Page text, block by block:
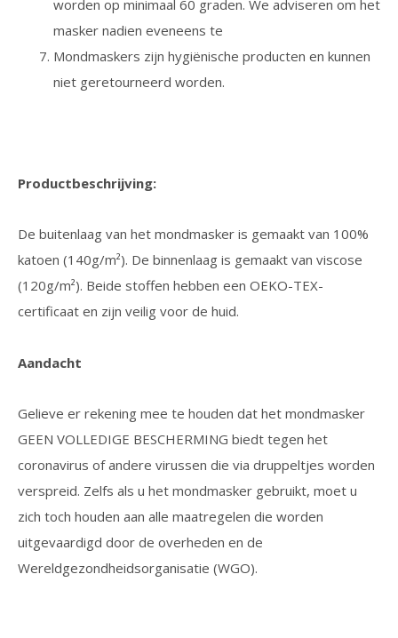
worden op minimaal 60 graden. We adviseren om het
masker nadien eveneens te
Mondmaskers zijn hygiënische producten en kunnen
niet geretourneerd worden.
Productbeschrijving:
De buitenlaag van het mondmasker is gemaakt van 100%
katoen (140g/m²). De binnenlaag is gemaakt van viscose
(120g/m²). Beide stoffen hebben een OEKO-TEX-
certificaat en zijn veilig voor de huid.
Aandacht
Gelieve er rekening mee te houden dat het mondmasker
GEEN VOLLEDIGE BESCHERMING biedt tegen het
coronavirus of andere virussen die via druppeltjes worden
verspreid. Zelfs als u het mondmasker gebruikt, moet u
zich toch houden aan alle maatregelen die worden
uitgevaardigd door de overheden en de
Wereldgezondheidsorganisatie (WGO).